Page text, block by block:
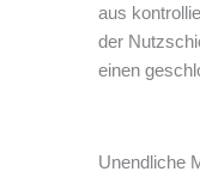
aus
der
einen
Unendliche